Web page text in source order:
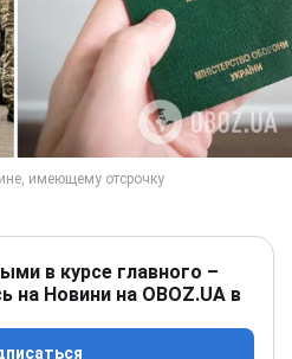
в курсе главного –
на Новини на OBOZ.UA в